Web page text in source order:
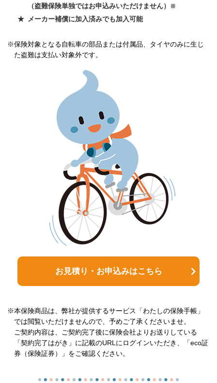
（盗難保険単独ではお申込みいただけません）
※
メーカー補償に加入済みでも加入可能
※保険対象となる自転車の部品または付属品、タイヤのみに生じ
た盗難は支払い対象外です。
お見積り・お申込みはこちら
※本保険商品は、弊社が提供するサービス「わたしの保険手帳」
では閲覧いただけませんので、予めご了承くださいませ。
ご契約内容は、ご契約完了後に保険会社よりお送りしている
「契約完了はがき」に記載のURLにログインいただき、「eco証
券（保険証券）」をご確認ください。